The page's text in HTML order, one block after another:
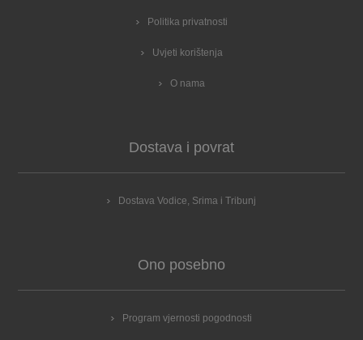
Politika privatnosti
Uvjeti korištenja
O nama
Dostava i povrat
Dostava Vodice, Srima i Tribunj
Ono posebno
Program vjernosti pogodnosti